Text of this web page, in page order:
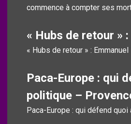
commence à compter ses
« Hubs de retour »
« Hubs de retour » :
Paca-Europe : qui
politique –
Paca-Europe : qui défend